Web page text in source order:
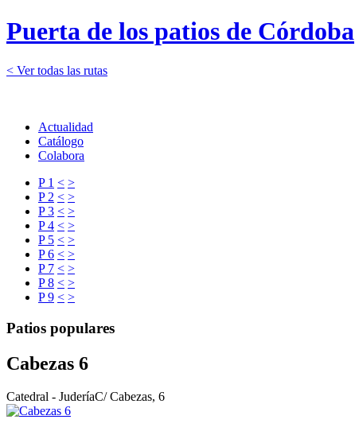
Puerta de los patios de Córdoba
< Ver todas las rutas
Actualidad
Catálogo
Colabora
P 1 < >
P 2 < >
P 3 < >
P 4 < >
P 5 < >
P 6 < >
P 7 < >
P 8 < >
P 9 < >
Patios populares
Cabezas 6
Catedral - JuderíaC/ Cabezas, 6